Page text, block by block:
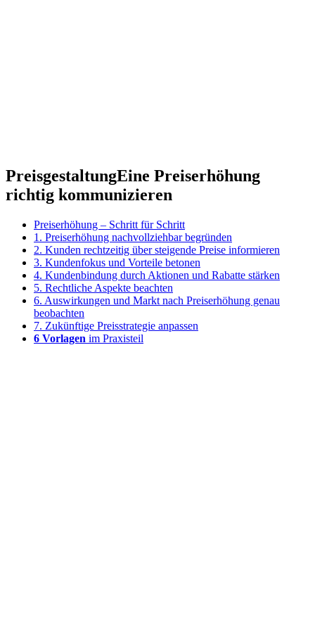
PreisgestaltungEine Preiserhöhung
richtig kommunizieren
Preiserhöhung – Schritt für Schritt
1. Preiserhöhung nachvollziehbar begründen
2. Kunden rechtzeitig über steigende Preise informieren
3. Kundenfokus und Vorteile betonen
4. Kundenbindung durch Aktionen und Rabatte stärken
5. Rechtliche Aspekte beachten
6. Auswirkungen und Markt nach Preiserhöhung genau
beobachten
7. Zukünftige Preisstrategie anpassen
6 Vorlagen im Praxisteil